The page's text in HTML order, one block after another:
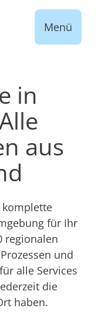
Menü
in
aus
für Ihr
regionalen
und
alle Services
die
haben.